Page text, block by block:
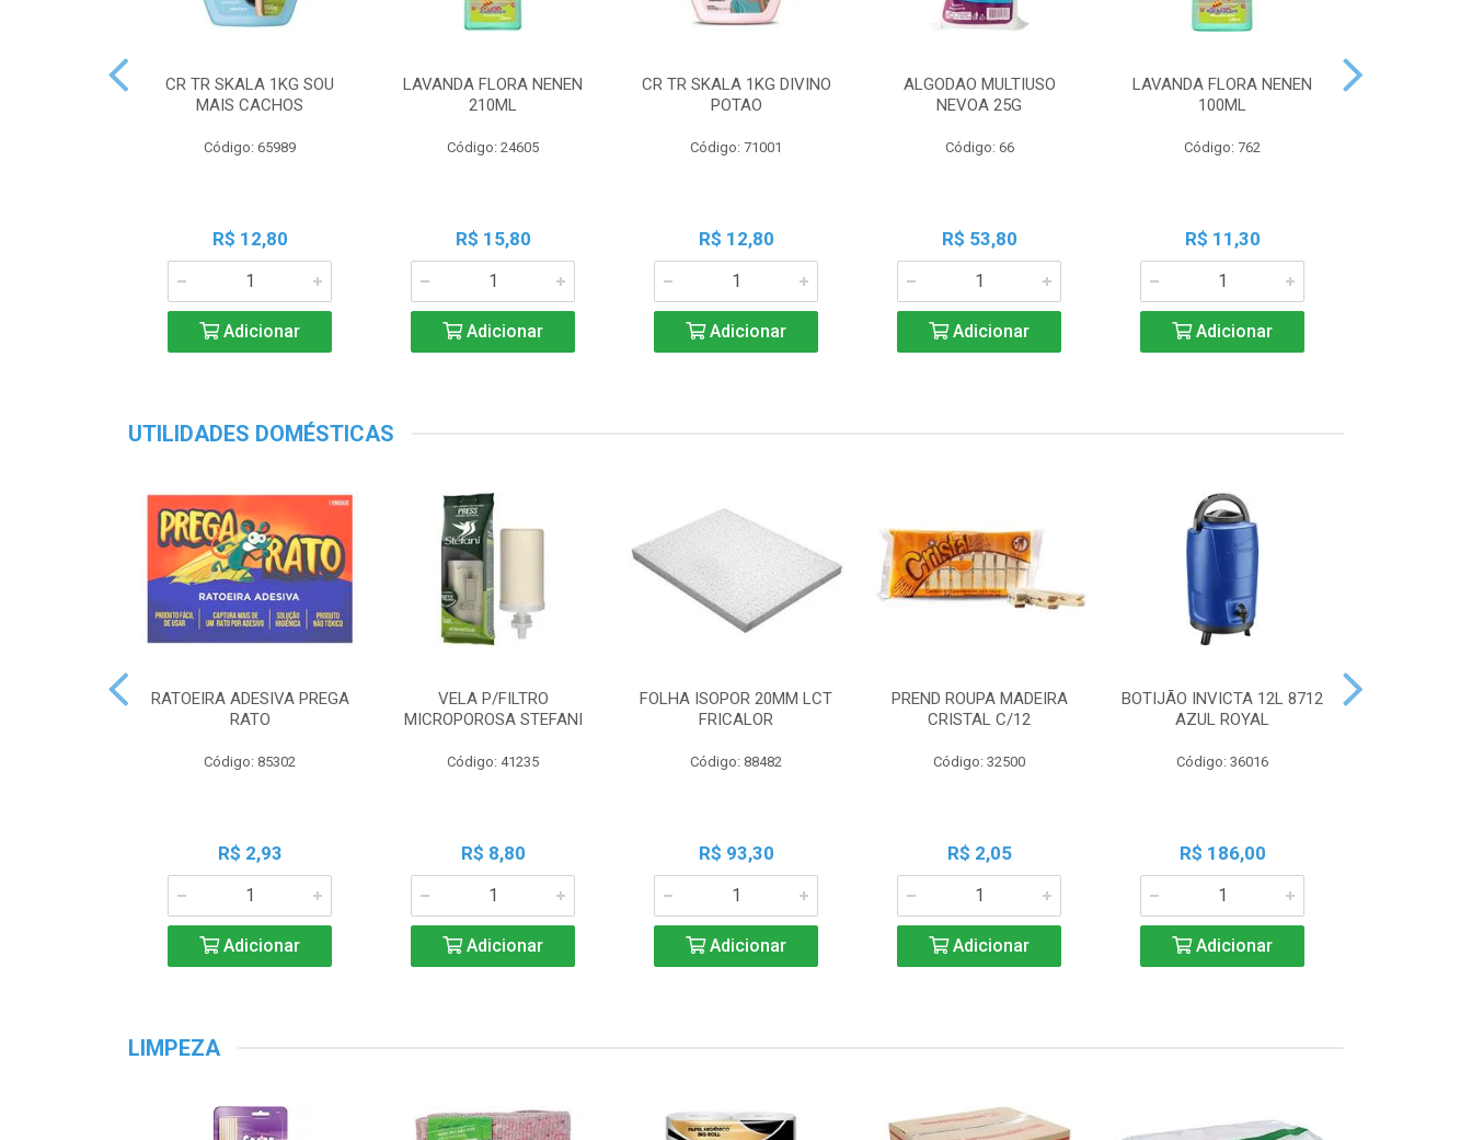
CR TR SKALA 1KG SOU
MAIS CACHOS
Código: 65989
R$ 12,80
Adicionar
LAVANDA FLORA NENEN
210ML
Código: 24605
R$ 15,80
Adicionar
CR TR SKALA 1KG DIVINO
POTAO
Código: 71001
R$ 12,80
Adicionar
ALGODAO MULTIUSO
NEVOA 25G
Código: 66
R$ 53,80
Adicionar
LAVANDA FLORA NENEN
100ML
Código: 762
R$ 11,30
Adicionar
UTILIDADES DOMÉSTICAS
RATOEIRA ADESIVA PREGA
RATO
Código: 85302
R$ 2,93
Adicionar
VELA P/FILTRO
MICROPOROSA STEFANI
Código: 41235
R$ 8,80
Adicionar
FOLHA ISOPOR 20MM LCT
FRICALOR
Código: 88482
R$ 93,30
Adicionar
PREND ROUPA MADEIRA
CRISTAL C/12
Código: 32500
R$ 2,05
Adicionar
BOTIJÃO INVICTA 12L 8712
AZUL ROYAL
Código: 36016
R$ 186,00
Adicionar
LIMPEZA